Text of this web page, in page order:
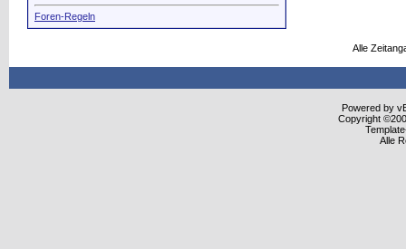
Foren-Regeln
Alle
Powered by
Copyright
Alle